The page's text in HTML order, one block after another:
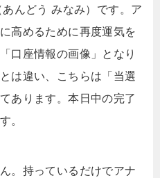
んどう みなみ）です。ア
高めるために再度運気を
口座情報の画像」となり
は違い、こちらは「当選
あります。本日中の完了
。
。持っているだけでアナ